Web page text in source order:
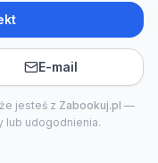
E-mail
jesteś z Zabookuj.pl —
lub udogodnienia.